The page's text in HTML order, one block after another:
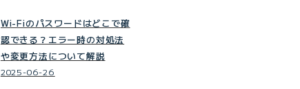
Wi-Fiのパスワードはどこで確
認できる？エラー時の対処法
や変更方法について解説
2025-06-26